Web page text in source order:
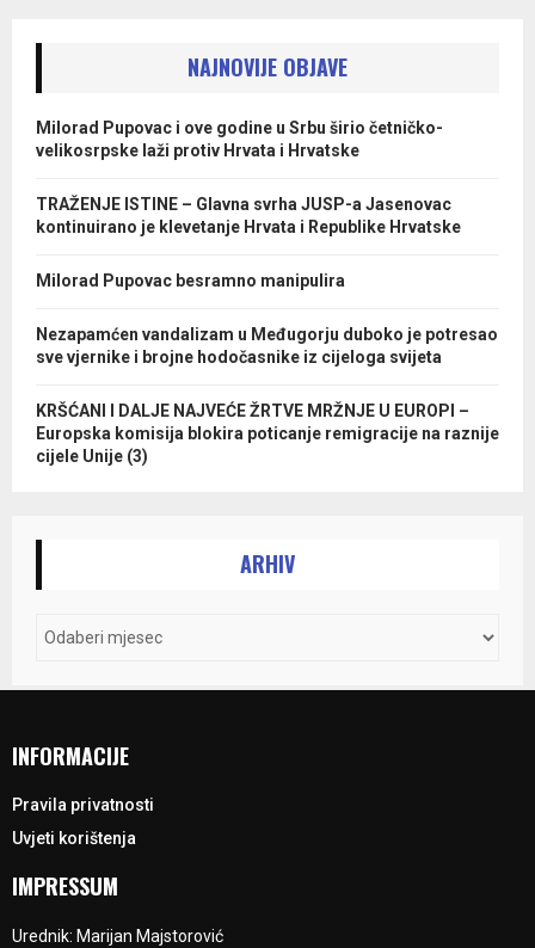
NAJNOVIJE OBJAVE
Milorad Pupovac i ove godine u Srbu širio četničko-
velikosrpske laži protiv Hrvata i Hrvatske
TRAŽENJE ISTINE – Glavna svrha JUSP-a Jasenovac
kontinuirano je klevetanje Hrvata i Republike Hrvatske
Milorad Pupovac besramno manipulira
Nezapamćen vandalizam u Međugorju duboko je potresao
sve vjernike i brojne hodočasnike iz cijeloga svijeta
KRŠĆANI I DALJE NAJVEĆE ŽRTVE MRŽNJE U EUROPI –
Europska komisija blokira poticanje remigracije na raznije
cijele Unije (3)
ARHIV
INFORMACIJE
Pravila privatnosti
Uvjeti korištenja
IMPRESSUM
Urednik: Marijan Majstorović